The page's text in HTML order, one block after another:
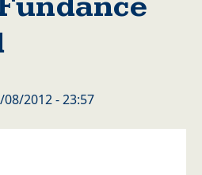
08/2012 - 23:57